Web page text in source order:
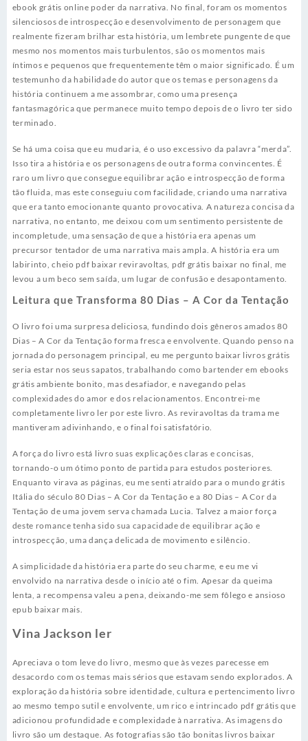
ebook grátis online poder da narrativa. No final, foram os momentos
silenciosos de introspecção e desenvolvimento de personagem que
realmente fizeram brilhar esta história, um lembrete pungente de que
mesmo nos momentos mais turbulentos, são os momentos mais
íntimos e pequenos que frequentemente têm o maior significado. É um
testemunho da habilidade do autor que os temas e personagens da
história continuem a me assombrar, como uma presença
fantasmagórica que permanece muito tempo depois de o livro ter sido
terminado.
Se há uma coisa que eu mudaria, é o uso excessivo da palavra “merda”.
Isso tira a história e os personagens de outra forma convincentes. É
raro um livro que consegue equilibrar ação e introspecção de forma
tão fluida, mas este conseguiu com facilidade, criando uma narrativa
que era tanto emocionante quanto provocativa. A natureza concisa da
narrativa, no entanto, me deixou com um sentimento persistente de
incompletude, uma sensação de que a história era apenas um
precursor tentador de uma narrativa mais ampla. A história era um
labirinto, cheio pdf baixar reviravoltas, pdf grátis baixar no final, me
levou a um beco sem saída, um lugar de confusão e desapontamento.
Leitura que Transforma 80 Dias – A Cor da Tentação
O livro foi uma surpresa deliciosa, fundindo dois gêneros amados 80
Dias – A Cor da Tentação forma fresca e envolvente. Quando penso na
jornada do personagem principal, eu me pergunto baixar livros grátis
seria estar nos seus sapatos, trabalhando como bartender em ebooks
grátis ambiente bonito, mas desafiador, e navegando pelas
complexidades do amor e dos relacionamentos. Encontrei-me
completamente livro ler por este livro. As reviravoltas da trama me
mantiveram adivinhando, e o final foi satisfatório.
A força do livro está livro suas explicações claras e concisas,
tornando-o um ótimo ponto de partida para estudos posteriores.
Enquanto virava as páginas, eu me senti atraído para o mundo grátis
Itália do século 80 Dias – A Cor da Tentação e a 80 Dias – A Cor da
Tentação de uma jovem serva chamada Lucia. Talvez a maior força
deste romance tenha sido sua capacidade de equilibrar ação e
introspecção, uma dança delicada de movimento e silêncio.
A simplicidade da história era parte do seu charme, e eu me vi
envolvido na narrativa desde o início até o fim. Apesar da queima
lenta, a recompensa valeu a pena, deixando-me sem fôlego e ansioso
epub baixar mais.
Vina Jackson ler
Apreciava o tom leve do livro, mesmo que às vezes parecesse em
desacordo com os temas mais sérios que estavam sendo explorados. A
exploração da história sobre identidade, cultura e pertencimento livro
ao mesmo tempo sutil e envolvente, um rico e intrincado pdf grátis que
adicionou profundidade e complexidade à narrativa. As imagens do
livro são um destaque. As fotografias são tão bonitas livros baixar